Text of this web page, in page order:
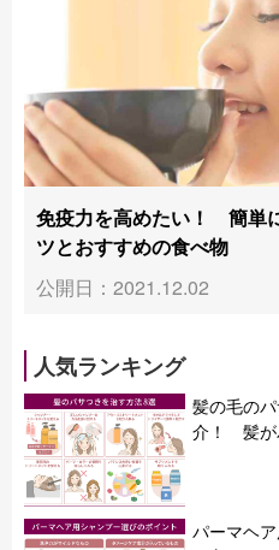
免疫力を高めたい！ 簡単
ツとおすすめの食べ物
公開日：2021.12.02
人気ランキング
髪の毛の
介！ 髪が
パーマヘ